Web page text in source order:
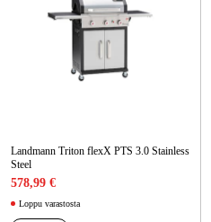
Landmann Triton flexX PTS 3.0 Stainless
Steel
578,99 €
Loppu varastosta